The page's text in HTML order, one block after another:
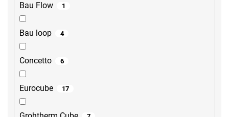
Bau Flow 1
Bau loop 4
Concetto 6
Eurocube 17